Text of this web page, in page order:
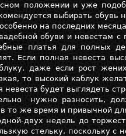
положении и уже
выбирать обувь
на последних
обуви и невестам
платья для полных
Если полная невеста
даже если рост
то высокий каблук
будет выглядеть
нужно разносить,
то же время и привычной
двух недель до
стельку, поскольку с